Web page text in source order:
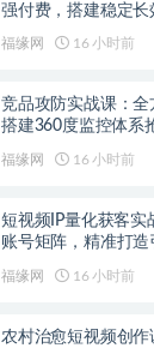
强付费，搭建稳定
福缘网 16 小时前
竞品攻防实战课：全
搭建360度监控体系
福缘网 16 小时前
短视频IP量化获客实
账号矩阵，精准打
福缘网 16 小时前
农村治愈短视频创